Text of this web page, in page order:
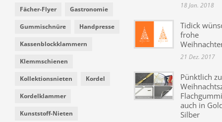
Fächer-Flyer Gastronomie
Gummischnüre Handpresse
Kassenblockklammern
Klemmschienen
Kollektionsnieten Kordel
Kordelklammer
Kunststoff-Nieten
18 Jan. 2018
Tidick
frohe
21 Dez. 2017
Pünktlich
auch in
Silber